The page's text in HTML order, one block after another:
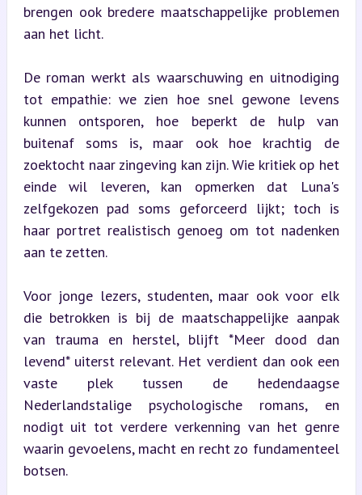
brengen ook bredere maatschappelijke problemen
aan het licht.
De roman werkt als waarschuwing en uitnodiging
tot empathie: we zien hoe snel gewone levens
kunnen ontsporen, hoe beperkt de hulp van
buitenaf soms is, maar ook hoe krachtig de
zoektocht naar zingeving kan zijn. Wie kritiek op het
einde wil leveren, kan opmerken dat Luna's
zelfgekozen pad soms geforceerd lijkt; toch is
haar portret realistisch genoeg om tot nadenken
aan te zetten.
Voor jonge lezers, studenten, maar ook voor elk
die betrokken is bij de maatschappelijke aanpak
van trauma en herstel, blijft *Meer dood dan
levend* uiterst relevant. Het verdient dan ook een
vaste plek tussen de hedendaagse
Nederlandstalige psychologische romans, en
nodigt uit tot verdere verkenning van het genre
waarin gevoelens, macht en recht zo fundamenteel
botsen.